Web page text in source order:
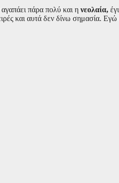
πάρα πολύ και η νεολαία,
και αυτά δεν δίνω σημασία.